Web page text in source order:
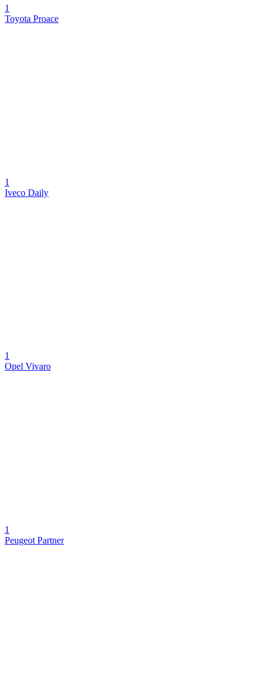
1
Toyota Proace
1
Iveco Daily
1
Opel Vivaro
1
Peugeot Partner